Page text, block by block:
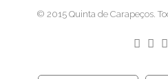
© 2015 Quinta de Carapeços.